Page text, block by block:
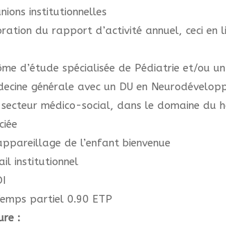
institutionnelles
du rapport d’activité annuel, ceci en
d’étude spécialisée de Pédiatrie et/ou
générale avec un DU en
secteur médico-social, dans le domaine du
de l’enfant bienvenue
institutionnel
partiel 0.90 ETP
: